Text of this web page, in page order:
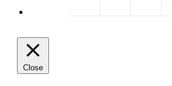
Close